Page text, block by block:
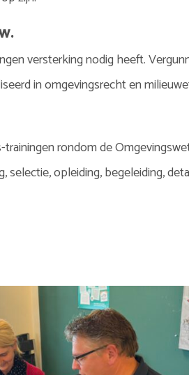
versterking nodig heeft.
in omgevingsrecht en
rondom de
opleiding, begeleiding,